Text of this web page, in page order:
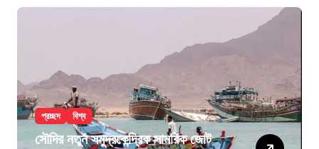
প্রচ্ছদ বিশ্ব
সৌদির নতুন সমুদ্রকেন্দ্রিক সামরিক জোট